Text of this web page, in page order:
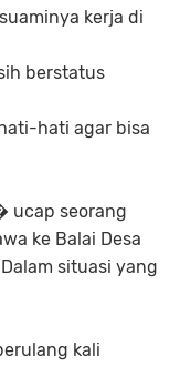
kerja di
berstatus
hati agar bisa
ucap seorang
ke Balai Desa
situasi yang
kali